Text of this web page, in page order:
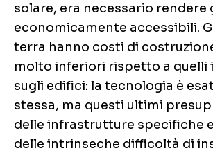
solare, era necessario rendere
economicamente accessibili.
terra hanno costi di
molto inferiori rispetto a quelli
sugli edifici: la tecnologia è
stessa, ma questi ultimi
delle infrastrutture specifiche
delle intrinseche difficoltà di